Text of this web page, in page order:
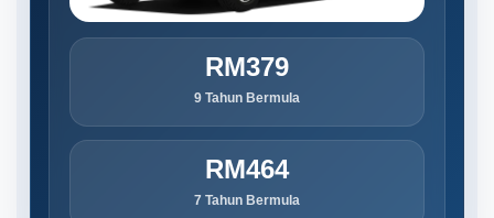
RM379
9 Tahun Bermula
RM464
7 Tahun Bermula